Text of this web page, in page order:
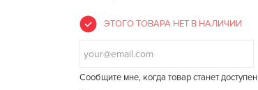
ЭТОГО ТОВАРА НЕТ В НАЛИЧИИ
Сообщите мне, когда товар станет доступен